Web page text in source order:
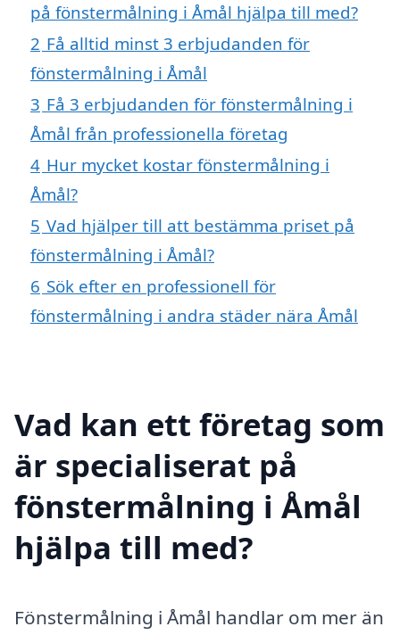
på fönstermålning i Åmål hjälpa till med?
2 Få alltid minst 3 erbjudanden för
fönstermålning i Åmål
3 Få 3 erbjudanden för fönstermålning i
Åmål från professionella företag
4 Hur mycket kostar fönstermålning i
Åmål?
5 Vad hjälper till att bestämma priset på
fönstermålning i Åmål?
6 Sök efter en professionell för
fönstermålning i andra städer nära Åmål
Vad kan ett företag som
är specialiserat på
fönstermålning i Åmål
hjälpa till med?
Fönstermålning i Åmål handlar om mer än